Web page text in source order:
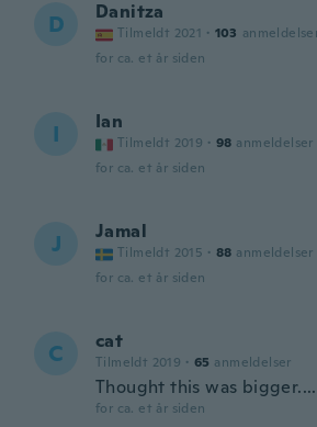
D Danitza
Tilmeldt 2021 · 103
for ca. et år siden
I Ian
Tilmeldt 2019 · 98 anmeldelser
for ca. et år siden
J Jamal
Tilmeldt 2015 · 88 anmeldelser
for ca. et år siden
C cat
Tilmeldt 2019 · 65 anmeldelser
Thought this was
for ca. et år siden